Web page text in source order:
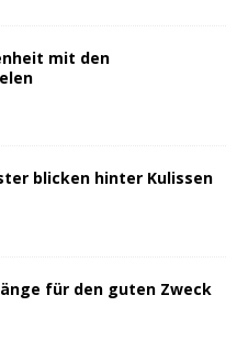
mit den
blicken hinter Kulissen
für den guten Zweck